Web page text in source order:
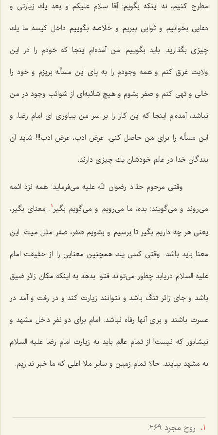
مطرح كنیم، نه اینكه بگویم: آقا سلام علیكم و بعد یك زیارتی و
دعایی بخوانیم و ثوابی ببریم و خلاصه بگوییم داخل كیسه ما یك
چیزی بگذارید. باید بگوییم: من آمده‌ام اینجا كه خودم را در این
ولایت غرق كنم و همه وجودم را به پای این مسأله بریزم و خود را
خالی و تهی كنم و صفر بشوم و هیچ شائبه‌ای از شوائب وجود در من
نباشد، آمده‌ام اینجا كه این كار را بر سر من بیاوری ای امام رضا. و
این مسأله را برای من حاصل كنی. عرض ادب، عرض ادب!!! شاید آن
بندگان خدا در عالم خودشان یك چیزی دارند.
وقتی مرحوم حدّاد رضوان الله علیه می‌فرماید: همه نزد ائمه
می‌روند و می‌گویند: بده، ما می‌رویم و می‌گویم بگیر 1 . معنای بگیر،
یعنی هر چه داریم بگیر تا برسیم و بشویم صفر، صفر مثل میت. این
معنا باید باشد. وقتی كسی یك همچنین معنایی را از حقیقت امام
علیه السلام دریابد چطور می‌تواند فتوا بدهد به اینكه مكان زائر ضیق
باشد و جای زائر تنگ باشد و نتوانند زیارت كند و در رفت و آمد در
عسرت باشند و برای آنها رفاه نباشد. امام برای دو نفرِ داخل مشهد و
نیشابور كه نیست! از تمام عالم باید به زیارت امام رضا علیه السلام
به مشهد بیایند. حالا تمام زمین و سایر ملا اعلی كه ما خبر نداریم.
روح مجرد ٢٦٩.